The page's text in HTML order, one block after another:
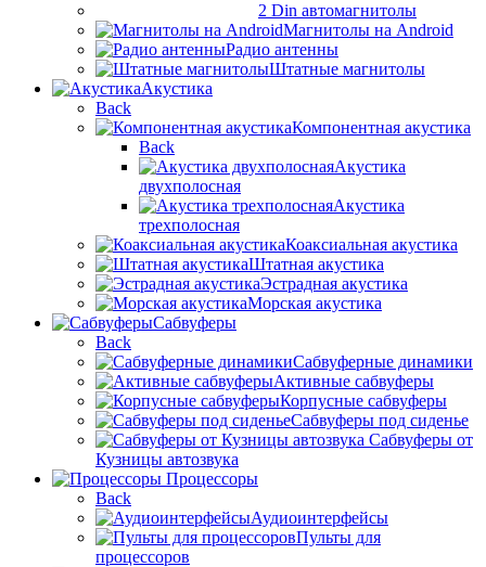
2 Din автомагнитолы
Магнитолы на Android
Радио антенны
Штатные магнитолы
Акустика
Back
Компонентная акустика
Back
Акустика
двухполосная
Акустика
трехполосная
Коаксиальная акустика
Штатная акустика
Эстрадная акустика
Морская акустика
Сабвуферы
Back
Сабвуферные динамики
Активные сабвуферы
Корпусные сабвуферы
Сабвуферы под сиденье
Сабвуферы от
Кузницы автозвука
Процессоры
Back
Аудиоинтерфейсы
Пульты для
процессоров